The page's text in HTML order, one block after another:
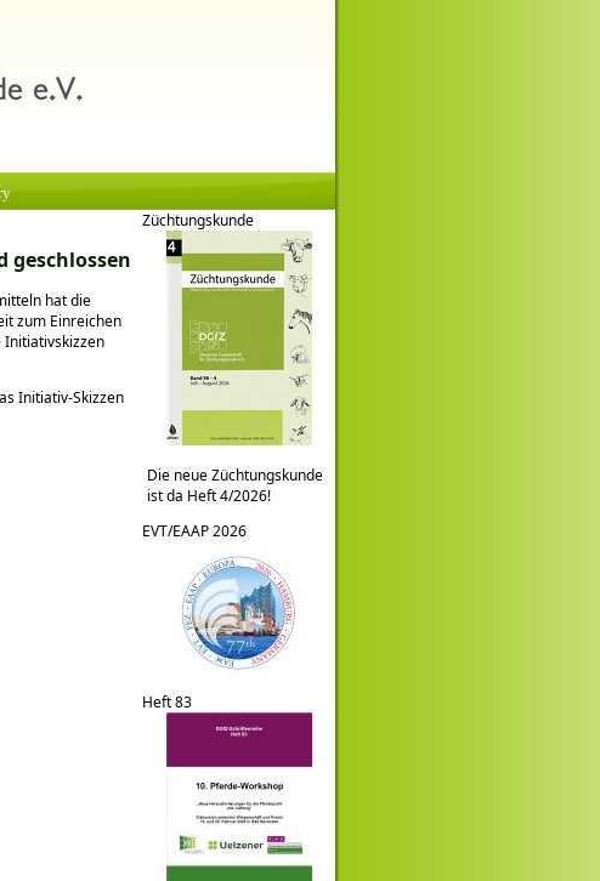
geschlossen
hat die
zum Einreichen
Initiativskizzen
Initiativ-Skizzen
Züchtungskunde
Die neue Züchtungskunde
ist da Heft 4/2026!
EVT/EAAP 2026
Heft 83